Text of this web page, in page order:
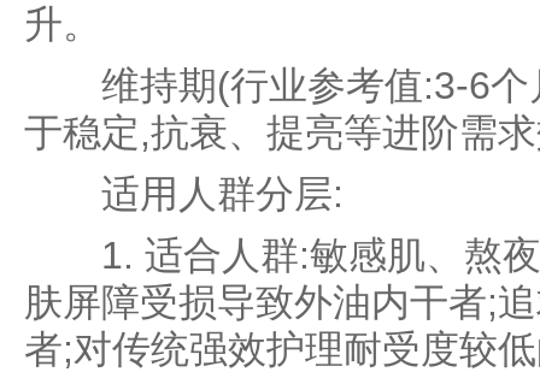
升。
维持期(行业参考值:3-6个
于稳定,抗衰、提亮等进阶需
适用人群分层:
1. 适合人群:敏感肌、熬夜
肤屏障受损导致外油内干者;
者;对传统强效护理耐受度较